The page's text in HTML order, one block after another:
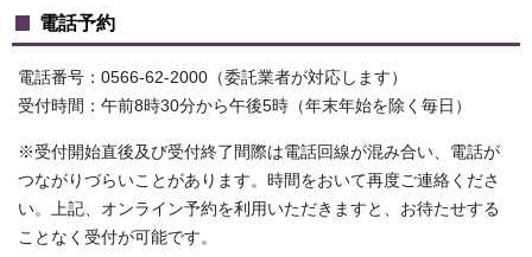
電話予約
電話番号：0566-62-2000（委託業者が対応します）
受付時間：午前8時30分から午後5時（年末年始を除く毎日）
※受付開始直後及び受付終了間際は電話回線が混み合い、電話が
つながりづらいことがあります。時間をおいて再度ご連絡くださ
い。上記、オンライン予約を利用いただきますと、お待たせする
ことなく受付が可能です。